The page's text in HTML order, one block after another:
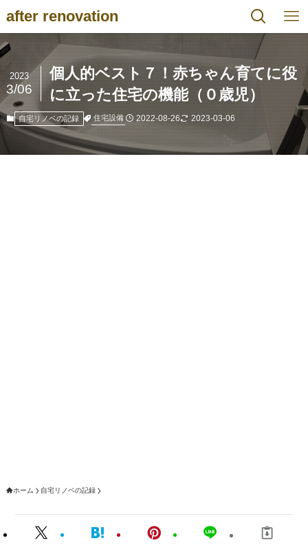
after renovation
個人的ベスト７！赤ちゃん育てに役
に立った住宅の機能（０歳児）
2023
3/06
自宅リノベの記録 住宅設備 2022-08-26 2023-03-06
ホーム 自宅リノベの記録